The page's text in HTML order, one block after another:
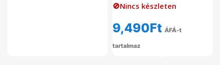
🚫Nincs készleten
9,490Ft ÁFÁ-t
tartalmaz